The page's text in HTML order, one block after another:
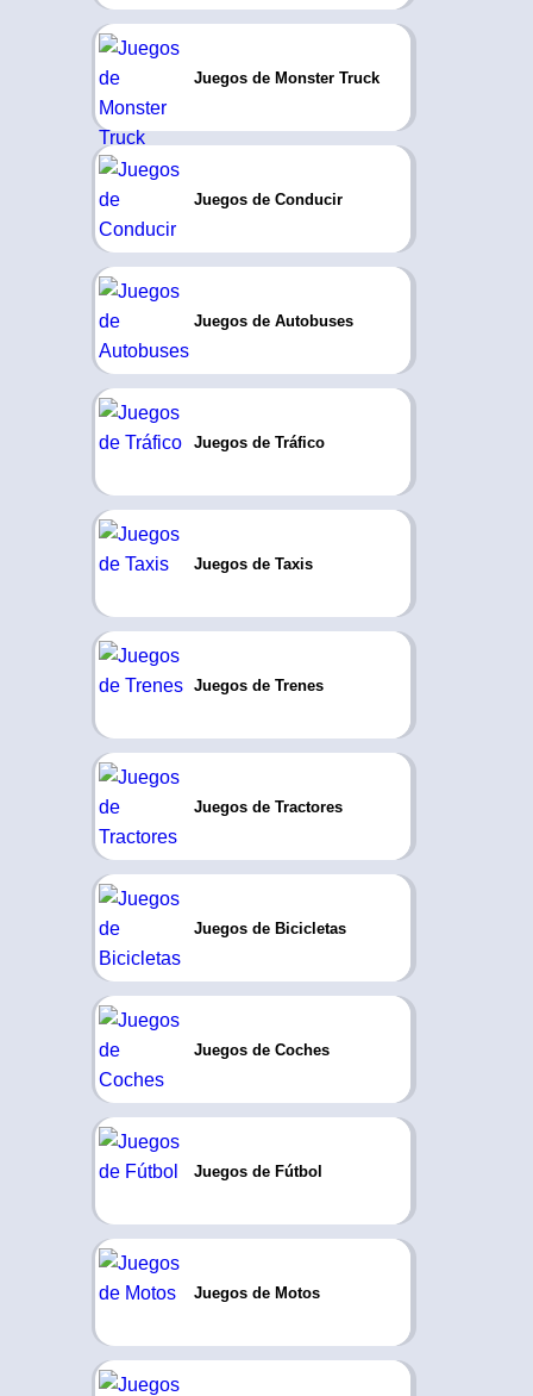
Juegos de Monster Truck
Juegos de Conducir
Juegos de Autobuses
Juegos de Tráfico
Juegos de Taxis
Juegos de Trenes
Juegos de Tractores
Juegos de Bicicletas
Juegos de Coches
Juegos de Fútbol
Juegos de Motos